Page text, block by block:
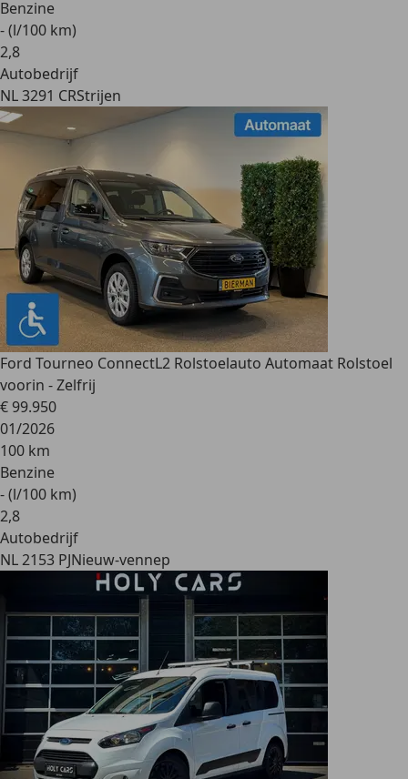
Benzine
- (l/100 km)
2,8
Autobedrijf
NL 3291 CRStrijen
Ford Tourneo ConnectL2 Rolstoelauto Automaat Rolstoel
voorin - Zelfrij
€ 99.950
01/2026
100 km
Benzine
- (l/100 km)
2,8
Autobedrijf
NL 2153 PJNieuw-vennep